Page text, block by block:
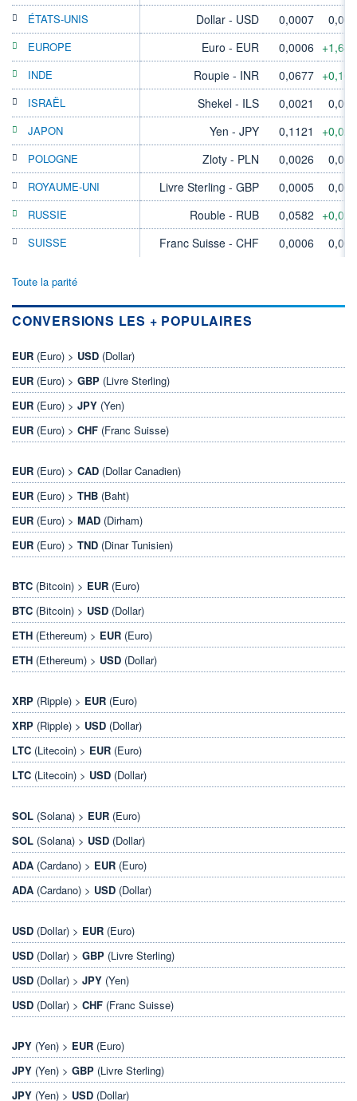
ÉTATS-UNIS Dollar - USD 0,0007
EUROPE Euro - EUR 0,0006
INDE Roupie - INR 0,0677
ISRAËL Shekel - ILS 0,0021
JAPON Yen - JPY 0,1121
POLOGNE Zloty - PLN 0,0026
ROYAUME-UNI Livre Sterling - GBP 0,0005
RUSSIE Rouble - RUB 0,0582
SUISSE Franc Suisse - CHF 0,0006
Toute la parité
CONVERSIONS LES + POPULAIRES
EUR (Euro) > USD (Dollar)
EUR (Euro) > GBP (Livre Sterling)
EUR (Euro) > JPY (Yen)
EUR (Euro) > CHF (Franc Suisse)
EUR (Euro) > CAD (Dollar Canadien)
EUR (Euro) > THB (Baht)
EUR (Euro) > MAD (Dirham)
EUR (Euro) > TND (Dinar Tunisien)
BTC (Bitcoin) > EUR (Euro)
BTC (Bitcoin) > USD (Dollar)
ETH (Ethereum) > EUR (Euro)
ETH (Ethereum) > USD (Dollar)
XRP (Ripple) > EUR (Euro)
XRP (Ripple) > USD (Dollar)
LTC (Litecoin) > EUR (Euro)
LTC (Litecoin) > USD (Dollar)
SOL (Solana) > EUR (Euro)
SOL (Solana) > USD (Dollar)
ADA (Cardano) > EUR (Euro)
ADA (Cardano) > USD (Dollar)
USD (Dollar) > EUR (Euro)
USD (Dollar) > GBP (Livre Sterling)
USD (Dollar) > JPY (Yen)
USD (Dollar) > CHF (Franc Suisse)
JPY (Yen) > EUR (Euro)
JPY (Yen) > GBP (Livre Sterling)
JPY (Yen) > USD (Dollar)